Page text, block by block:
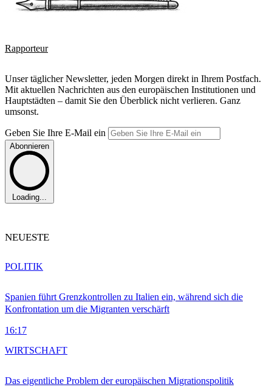
Rapporteur
Unser täglicher Newsletter, jeden Morgen direkt in Ihrem Postfach.
Mit aktuellen Nachrichten aus den europäischen Institutionen und
Hauptstädten – damit Sie den Überblick nicht verlieren. Ganz
umsonst.
Geben Sie Ihre E-Mail ein
Abonnieren
Loading...
NEUESTE
Spanien führt Grenzkontrollen zu Italien ein, während sich die
Konfrontation um die Migranten verschärft
16:17
POLITIK
Das eigentliche Problem der europäischen Migrationspolitik
WIRTSCHAFT